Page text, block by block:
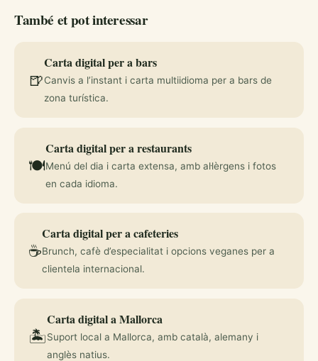
També et pot interessar
🍺
Carta digital per a bars
Canvis a l’instant i carta multiidioma per a bars de
zona turística.
🍽️
Carta digital per a restaurants
Menú del dia i carta extensa, amb al·lèrgens i fotos
en cada idioma.
☕
Carta digital per a cafeteries
Brunch, cafè d’especialitat i opcions veganes per a
clientela internacional.
🏝️
Carta digital a Mallorca
Suport local a Mallorca, amb català, alemany i
anglès natius.